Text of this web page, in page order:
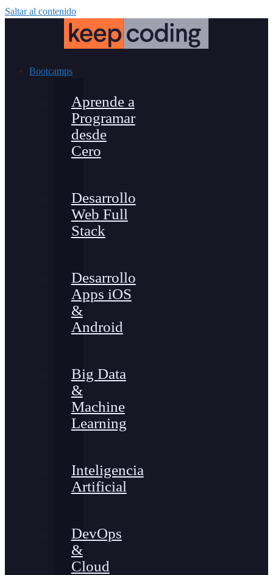
Saltar al contenido
Bootcamps
Aprende a
Programar
desde
Cero
Desarrollo
Web Full
Stack
Desarrollo
Apps iOS
&
Android
Big Data
&
Machine
Learning
Inteligencia
Artificial
DevOps
&
Cloud